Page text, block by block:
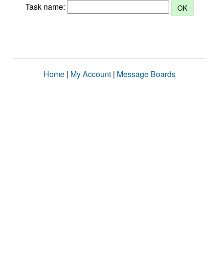
Task name:
Home | My Account | Message Boards